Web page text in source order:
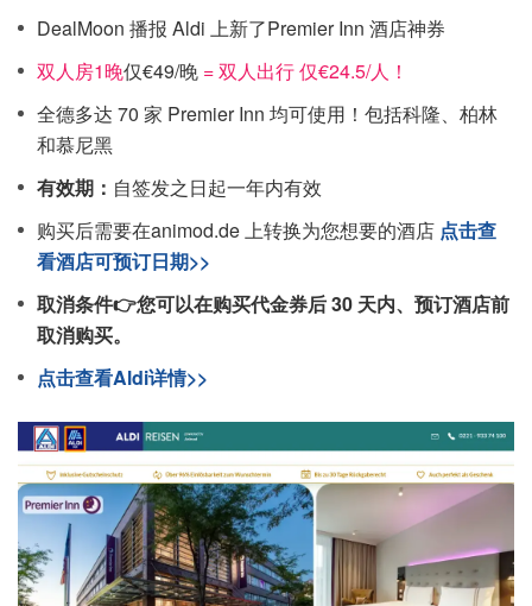
DealMoon 播报 Aldi 上新了Premier Inn 酒店神券
双人房1晚仅€49/晚 = 双人出行 仅€24.5/人！
全德多达 70 家 Premier Inn 均可使用！包括科隆、柏林
和慕尼黑
有效期： 自签发之日起一年内有效
购买后需要在animod.de 上转换为您想要的酒店 点击查
看酒店可预订日期>>
取消条件👉您可以在购买代金券后 30 天内、预订酒店前
取消购买。
点击查看Aldi详情>>